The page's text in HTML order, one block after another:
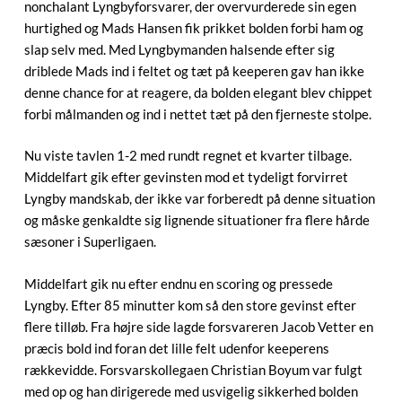
nonchalant Lyngbyforsvarer, der overvurderede sin egen
hurtighed og Mads Hansen fik prikket bolden forbi ham og
slap selv med. Med Lyngbymanden halsende efter sig
driblede Mads ind i feltet og tæt på keeperen gav han ikke
denne chance for at reagere, da bolden elegant blev chippet
forbi målmanden og ind i nettet tæt på den fjerneste stolpe.
Nu viste tavlen 1-2 med rundt regnet et kvarter tilbage.
Middelfart gik efter gevinsten mod et tydeligt forvirret
Lyngby mandskab, der ikke var forberedt på denne situation
og måske genkaldte sig lignende situationer fra flere hårde
sæsoner i Superligaen.
Middelfart gik nu efter endnu en scoring og pressede
Lyngby. Efter 85 minutter kom så den store gevinst efter
flere tilløb. Fra højre side lagde forsvareren Jacob Vetter en
præcis bold ind foran det lille felt udenfor keeperens
rækkevidde. Forsvarskollegaen Christian Boyum var fulgt
med op og han dirigerede med usvigelig sikkerhed bolden